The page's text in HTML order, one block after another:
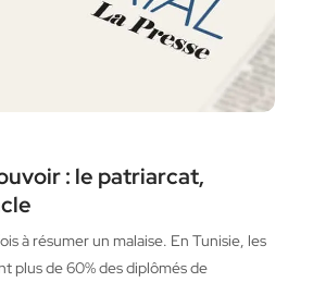
: le patriarcat,
à résumer un malaise. En Tunisie, les
plus de 60% des diplômés de